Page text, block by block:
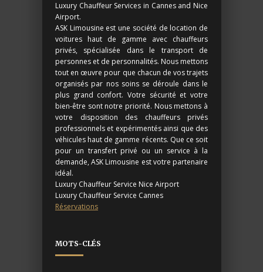
Luxury Chauffeur Services in Cannes and Nice
Airport.
ASK Limousine est une société de location de
voitures haut de gamme avec chauffeurs
privés, spécialisée dans le transport de
personnes et de personnalités. Nous mettons
tout en œuvre pour que chacun de vos trajets
organisés par nos soins se déroule dans le
plus grand confort. Votre sécurité et votre
bien-être sont notre priorité. Nous mettons à
votre disposition des chauffeurs privés
professionnels et expérimentés ainsi que des
véhicules haut de gamme récents. Que ce soit
pour un transfert privé ou un service à la
demande, ASK Limousine est votre partenaire
idéal.
Luxury Chauffeur Service Nice Airport
Luxury Chauffeur Service Cannes
Réservations
MOTS-CLÉS